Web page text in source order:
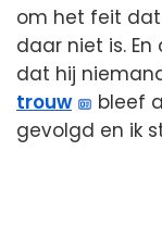
om het feit
daar niet is. En
dat hij
trouw
bleef
gevolgd en ik